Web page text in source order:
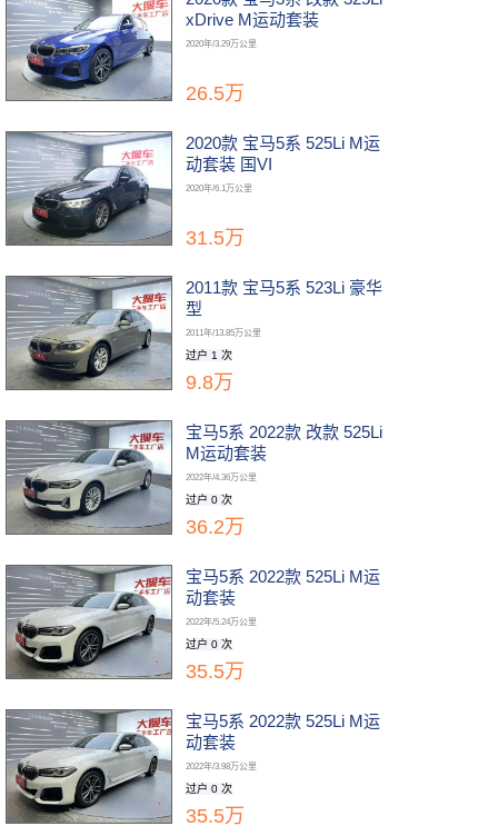
xDrive M运动套装
2020年/3.29万公里
26.5万
2020款 宝马5系 525Li M运
动套装 国VI
2020年/6.1万公里
31.5万
2011款 宝马5系 523Li 豪华
型
2011年/13.85万公里
过户 1 次
9.8万
宝马5系 2022款 改款 525Li
M运动套装
2022年/4.36万公里
过户 0 次
36.2万
宝马5系 2022款 525Li M运
动套装
2022年/5.24万公里
过户 0 次
35.5万
宝马5系 2022款 525Li M运
动套装
2022年/3.98万公里
过户 0 次
35.5万